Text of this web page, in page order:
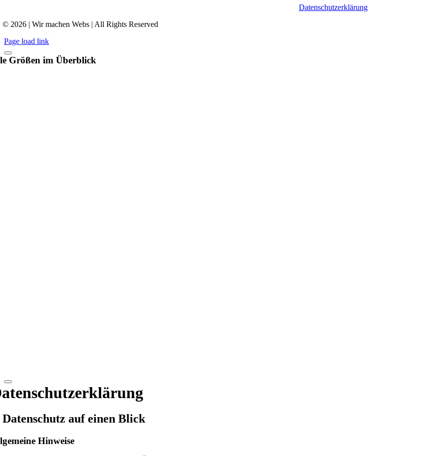
Datenschutzerklärung
© 2026 | Wir machen Webs | All Rights Reserved
Page load link
Größen im Überblick
Datenschutz auf einen Blick
Hinweise